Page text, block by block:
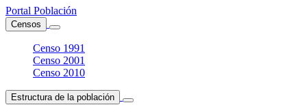
Portal Población
Censos
Censo 1991
Censo 2001
Censo 2010
Estructura de la población